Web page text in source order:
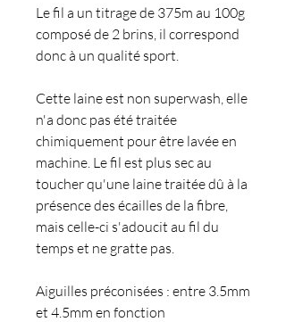
Le fil a un titrage de 375m au 100g
composé de 2 brins, il correspond
donc à un qualité sport.
Cette laine est non superwash, elle
n'a donc pas été traitée
chimiquement pour être lavée en
machine. Le fil est plus sec au
toucher qu'une laine traitée dû à la
présence des écailles de la fibre,
mais celle-ci s'adoucit au fil du
temps et ne gratte pas.
Aiguilles préconisées : entre 3.5mm
et 4.5mm en fonction